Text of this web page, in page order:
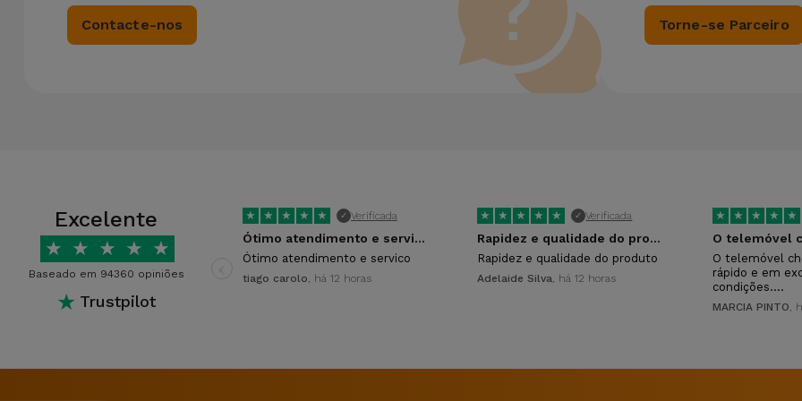
Contacte-nos Torne-se Parceiro
Excelente
★ ★ ★ ★ ★
Baseado em 94360 opiniões
★ Trustpilot
★ ★ ★ ★ ★ ✓ Verificada
Ótimo atendimento e servico
Ótimo atendimento e servico
tiago carolo, há 12 horas
★ ★ ★ ★ ★ ✓ Verificada
Rapidez e qualidade do produto
Rapidez e qualidade do produto
Adelaide Silva, há 12 horas
★ ★ ★ ★ ★
O telemóvel
rápido e em
condições.…
MARCIA PINTO,